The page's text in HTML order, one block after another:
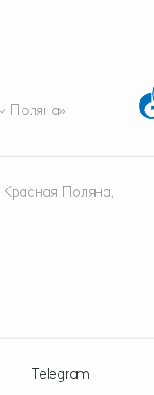
Поляна»
Красная Поляна,
Telegram